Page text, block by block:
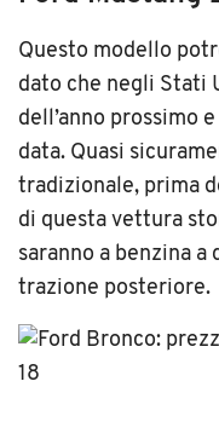
Questo modello
dato che negli Stati
dell’anno prossimo
data. Quasi
tradizionale, prima
di questa vettura
saranno a benzina
trazione posteriore.